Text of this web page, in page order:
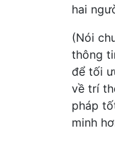
hai
(Nói
thông
để tối
về trí
pháp
minh